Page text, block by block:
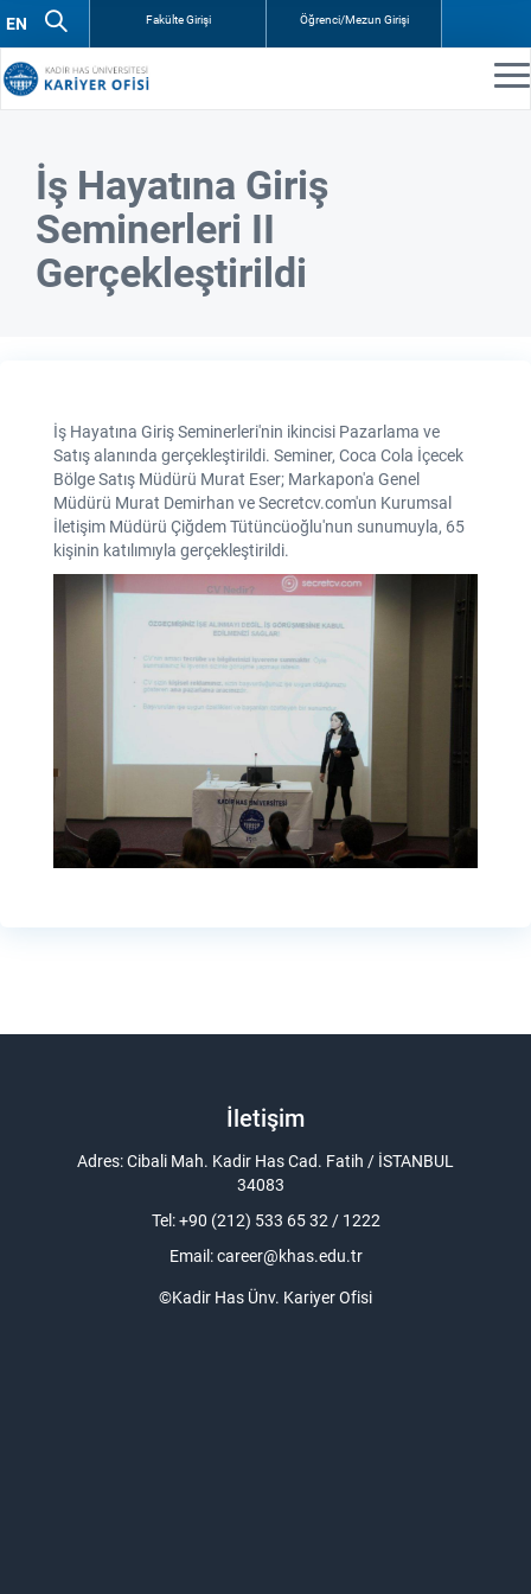
Fakülte Girişi Öğrenci/Mezun Girişi
İş Hayatına Giriş
Seminerleri II
Gerçekleştirildi
İş Hayatına Giriş Seminerleri'nin ikincisi Pazarlama ve
Satış alanında gerçekleştirildi. Seminer, Coca Cola İçecek
Bölge Satış Müdürü Murat Eser; Markapon'a Genel
Müdürü Murat Demirhan ve Secretcv.com'un Kurumsal
İletişim Müdürü Çiğdem Tütüncüoğlu'nun sunumuyla, 65
kişinin katılımıyla gerçekleştirildi.
İletişim
Adres: Cibali Mah. Kadir Has Cad. Fatih / İSTANBUL
34083
Tel: +90 (212) 533 65 32 / 1222
Email:career@khas.edu.tr
©Kadir Has Ünv. Kariyer Ofisi